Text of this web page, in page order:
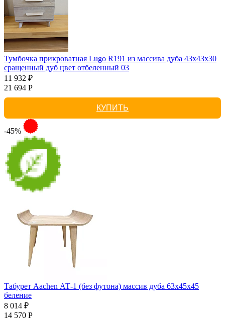
Тумбочка прикроватная Lugo R191 из массива дуба 43х43х30
сращенный дуб цвет отбеленный 03
11 932 ₽
21 694 Р
КУПИТЬ
-45%
Табурет Aachen АТ-1 (без футона) массив дуба 63х45х45
беление
8 014 ₽
14 570 Р